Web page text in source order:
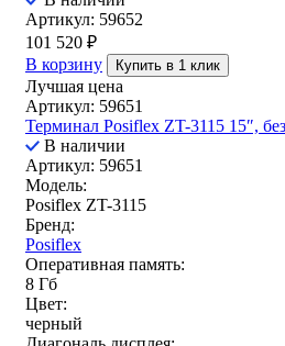
Артикул: 59652
101 520 ₽
В корзину
Купить в 1 клик
Лучшая цена
Артикул: 59651
Терминал Posiflex ZT-3115 15″,
В наличии
Артикул: 59651
Модель:
Posiflex ZT-3115
Бренд:
Posiflex
Оперативная память:
8 Гб
Цвет:
черный